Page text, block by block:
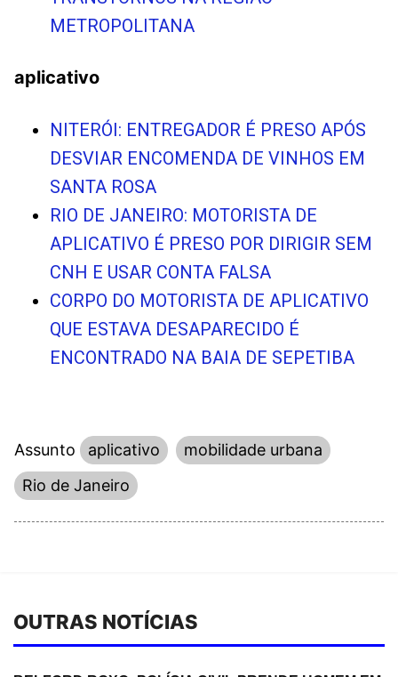
METROPOLITANA
aplicativo
NITERÓI: ENTREGADOR É PRESO APÓS
DESVIAR ENCOMENDA DE VINHOS EM
SANTA ROSA
RIO DE JANEIRO: MOTORISTA DE
APLICATIVO É PRESO POR DIRIGIR SEM
CNH E USAR CONTA FALSA
CORPO DO MOTORISTA DE APLICATIVO
QUE ESTAVA DESAPARECIDO É
ENCONTRADO NA BAIA DE SEPETIBA
Assunto aplicativo
mobilidade urbana
Rio de Janeiro
OUTRAS NOTÍCIAS